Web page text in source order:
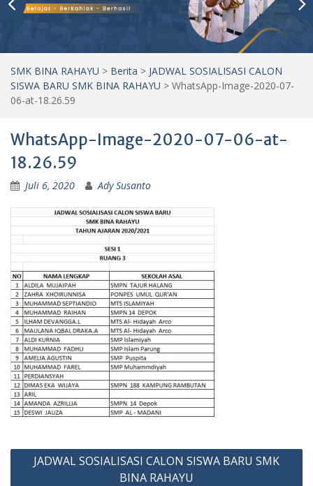
SMK BINA RAHAYU > Berita > JADWAL SOSIALISASI CALON
SISWA BARU SMK BINA RAHAYU > WhatsApp-Image-2020-07-
06-at-18.26.59
WhatsApp-Image-2020-07-06-at-
18.26.59
Juli 6, 2020 Ady Susanto
Navigasi
pos
JADWAL SOSIALISASI CALON SISWA BARU SMK
BINA RAHAYU